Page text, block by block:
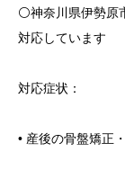
⚪️神奈川県伊勢原
対応しています
対応症状：
• 産後の骨盤矯正